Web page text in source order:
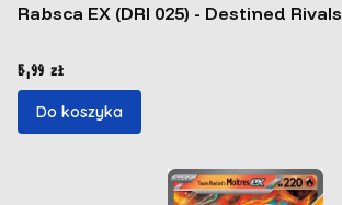
Rabsca EX (DRI 025) - Destined Rivals
Cena
5,99 zł
Do koszyka